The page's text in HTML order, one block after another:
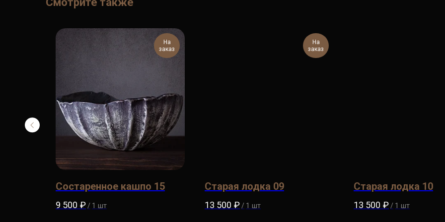
На
заказ
Состаренное кашпо 15
9 500 ₽/ 1 шт
На
заказ
Старая лодка 09
13 500 ₽/ 1 шт
Старая лодка 10
13 500 ₽/ 1 шт